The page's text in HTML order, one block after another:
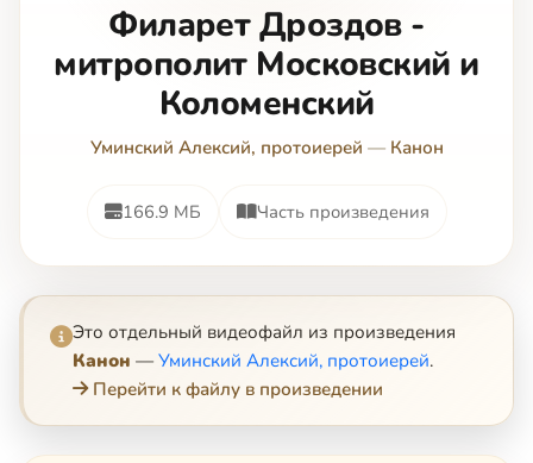
Филарет Дроздов -
митрополит Московский и
Коломенский
Уминский Алексий, протоиерей — Канон
166.9 МБ Часть произведения
Это отдельный видеофайл из произведения
Канон — Уминский Алексий, протоиерей.
Перейти к файлу в произведении